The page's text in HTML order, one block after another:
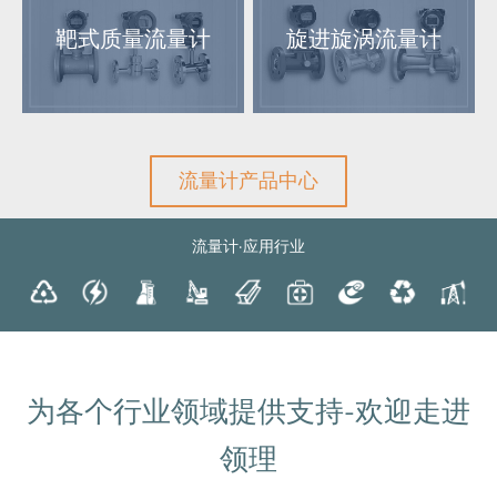
靶式质量流量计 旋进旋涡流量计
流量计产品中心
流量计·应用行业
为各个行业领域提供支持-欢迎走进
领理